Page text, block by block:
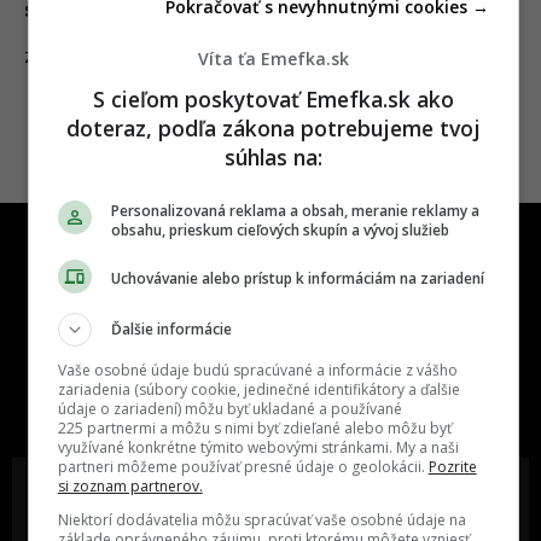
s hmyzom
ZÁBAVA
One time najzábavnejšie miesto na
slovenskom internete, next time
najzabávnejšie miesto na svete
Víta ťa Emefka.sk
S cieľom poskytovať Emefka.sk ako
doteraz, podľa zákona potrebujeme tvoj
súhlas na:
Personalizovaná reklama a obsah, meranie reklamy a
obsahu, prieskum cieľových skupín a vývoj služieb
Uchovávanie alebo prístup k informáciám na zariadení
Ďalšie informácie
Vaše osobné údaje budú spracúvané a informácie z vášho
zariadenia (súbory cookie, jedinečné identifikátory a ďalšie
údaje o zariadení) môžu byť ukladané a používané
225 partnermi a môžu s nimi byť zdieľané alebo môžu byť
využívané konkrétne týmito webovými stránkami. My a naši
partneri môžeme používať presné údaje o geolokácii. Pozrite
si zoznam partnerov.
Niektorí dodávatelia môžu spracúvať vaše osobné údaje na
Pokračovať s nevyhnutnými cookies →